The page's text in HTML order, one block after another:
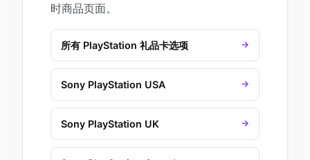
时商品页面。
所有 PlayStation 礼品卡选项 →
Sony PlayStation USA →
Sony PlayStation UK →